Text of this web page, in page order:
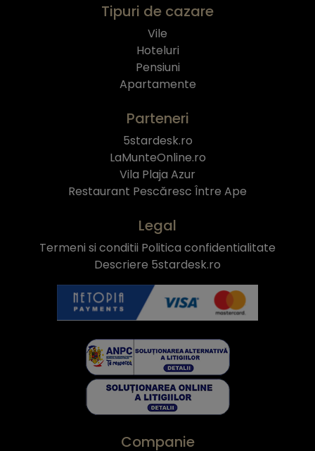
Tipuri de cazare
Vile
Hoteluri
Pensiuni
Apartamente
Parteneri
5stardesk.ro
LaMunteOnline.ro
Vila Plaja Azur
Restaurant Pescăresc Între Ape
Legal
Termeni si conditii Politica confidentialitate
Descriere 5stardesk.ro
Companie